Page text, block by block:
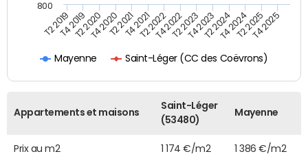
Mayenne Saint-Léger (CC des Coëvrons)
T2 2019T4 2019T2 2020T4 2020T2 2021T4 2021T2 2022T4 2022T2 2023T4 2023T2 2024T4 2024T2 2025T4 2025
800
Appartements et maisons
Saint-Léger
(53480)
Mayenne
Prix au m2 1 174 €/m2 1 386 €/m2